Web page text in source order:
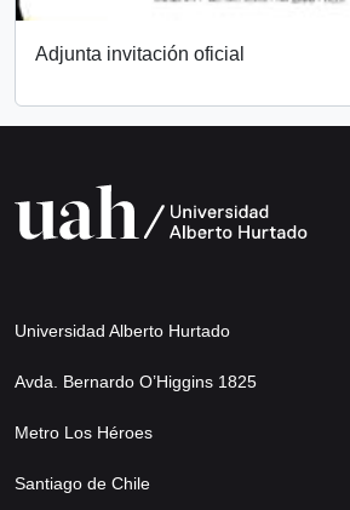
Adjunta invitación oficial
Universidad Alberto Hurtado
Avda. Bernardo O’Higgins 1825
Metro Los Héroes
Santiago de Chile